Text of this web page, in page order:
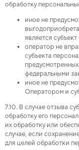
обработку
иное не
является
оператор не
субъекта
федеральными
иное не
Оператором и
7.10. В случае отзыва
обработку его
их обработку или
случае, если
для целей обработки